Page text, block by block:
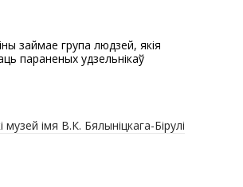
параненых удзельнікаў
імя В.К. Бялыніцкага-Бірулі